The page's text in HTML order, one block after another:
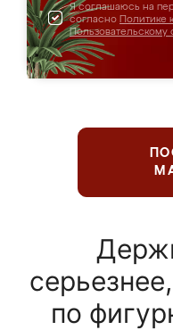
Я соглашаюсь на
согласно Политике
по